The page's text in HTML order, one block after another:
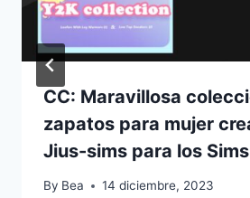
CC: Maravillosa
zapatos para mujer
Jius-sims para los
By Bea 14 diciembre, 2023